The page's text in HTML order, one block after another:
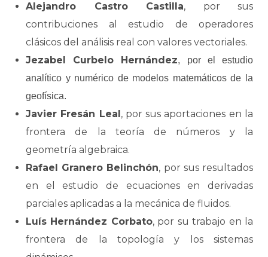
Alejandro Castro Castilla, por sus
contribuciones al estudio de operadores
clásicos del análisis real con valores vectoriales.
Jezabel Curbelo Hernández, por el estudio
analítico y numérico de modelos matemáticos de la
geofísica.
Javier Fresán Leal, por sus aportaciones en la
frontera de la teoría de números y la
geometría algebraica.
Rafael Granero Belinchón, por sus resultados
en el estudio de ecuaciones en derivadas
parciales aplicadas a la mecánica de fluidos.
Luís Hernández Corbato, por su trabajo en la
frontera de la topología y los sistemas